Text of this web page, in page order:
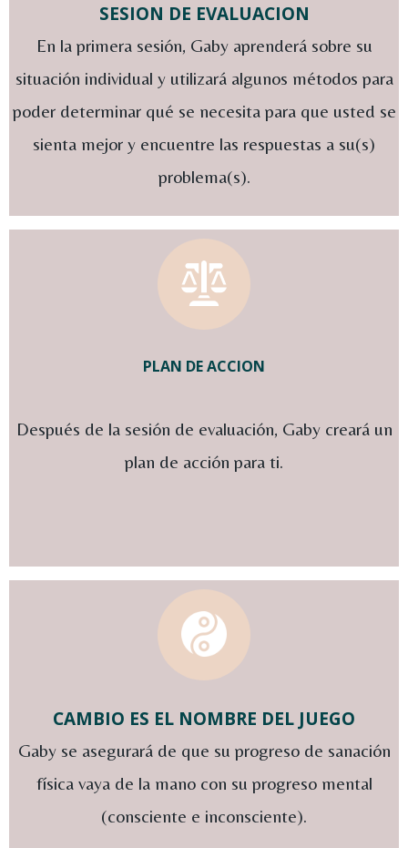
SESION DE EVALUACION
En la primera sesión, Gaby aprenderá sobre su
situación individual y utilizará algunos métodos para
poder determinar qué se necesita para que usted se
sienta mejor y encuentre las respuestas a su(s)
problema(s).
PLAN DE ACCION
Después de la sesión de evaluación, Gaby creará un
plan de acción para ti.
CAMBIO ES EL NOMBRE DEL JUEGO
Gaby se asegurará de que su progreso de sanación
física vaya de la mano con su progreso mental
(consciente e inconsciente).